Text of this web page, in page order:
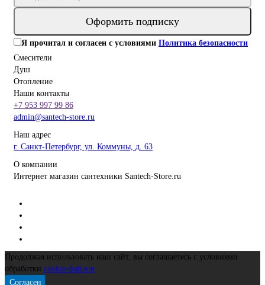
Оформить подписку
Я прочитал и согласен с условиями Политика безопасности
Смесители
Душ
Отопление
Наши контакты
+7 953 997 99 86
admin@santech-store.ru
Наш адрес
г. Санкт-Петербург, ул. Коммуны, д. 63
О компании
Интернет магазин сантехники Santech-Store.ru
Продолжая использовать наш сайт, вы соглашаетесь с условиями
обработки cookie-файлов
Согласен